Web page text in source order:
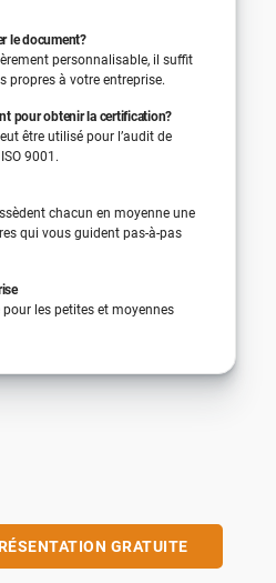
le document?
personnalisable, il suffit
propres à votre entreprise.
pour obtenir la certification?
être utilisé pour l’audit de
9001.
chacun en moyenne une
qui vous guident pas-à-pas
pour les petites et moyennes
GRATUITE